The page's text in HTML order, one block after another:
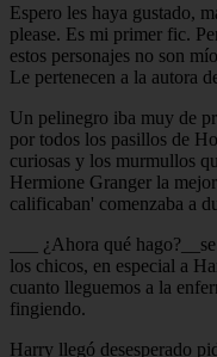
Espero les haya gustado,
please. Es mi primer fic.
estos personajes no son
Le pertenecen a la autora
Un pelinegro iba muy de
por todos los pasillos de
curiosas y los murmullos
Hermione Granger la
calificaban' comenzaba a
___ ¿Ahora qué
los chicos, en especial a
cuanto lleguemos a la
fingiendo.
Harry llegó desesperado